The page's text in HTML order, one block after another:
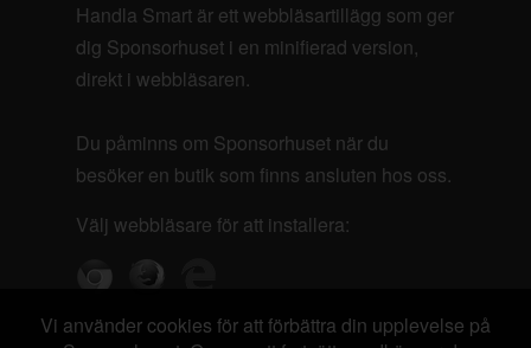
Handla Smart är ett webbläsartillägg som ger
dig Sponsorhuset i en minifierad version,
direkt i webbläsaren.
Du påminns om Sponsorhuset när du
besöker en butik som finns ansluten hos oss.
Välj webbläsare för att installera:
Vi använder cookies för att förbättra din upplevelse på